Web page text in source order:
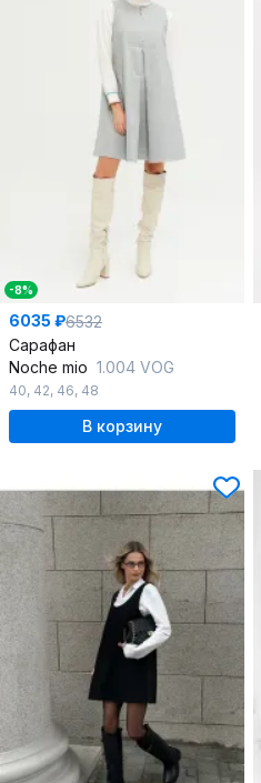
-8%
6035 ₽6532
Сарафан
Noche mio 1.004 VOG
40, 42, 46, 48
В корзину